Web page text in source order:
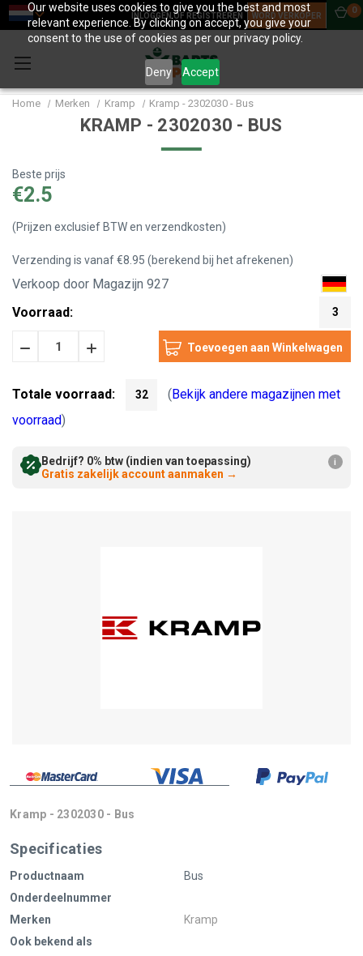
Our website uses cookies to give you the best and most
relevant experience. By clicking on accept, you give your
consent to the use of cookies as per our privacy policy.
Deny Accept
INLOGGEN OF REGISTREREN WORD VERKOPER
0
Home Merken Kramp Kramp - 2302030 - Bus
KRAMP - 2302030 - BUS
Beste prijs
€2.5
(Prijzen exclusief BTW en verzendkosten)
Verzending is vanaf €8.95 (berekend bij het afrekenen)
Verkoop door Magazijn 927
Voorraad:
3
HoeveelheidHoeveelheid
Totale voorraad: 32 ( Bekijk andere magazijnen met
voorraad)
Bedrijf? 0% btw (indien van toepassing)
Gratis zakelijk account aanmaken →
i
Kramp - 2302030 - Bus
Specificaties
Productnaam
Bus
Onderdeelnummer
Merken
Kramp
Ook bekend als